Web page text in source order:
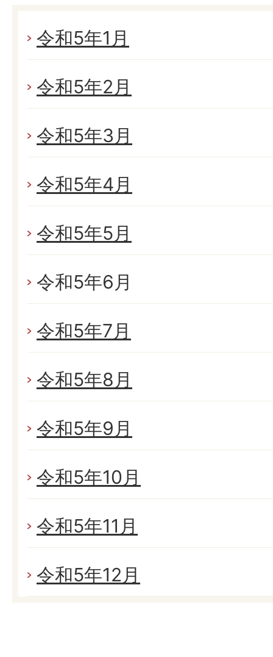
令和5年1月
令和5年2月
令和5年3月
令和5年4月
令和5年5月
令和5年6月
令和5年7月
令和5年8月
令和5年9月
令和5年10月
令和5年11月
令和5年12月